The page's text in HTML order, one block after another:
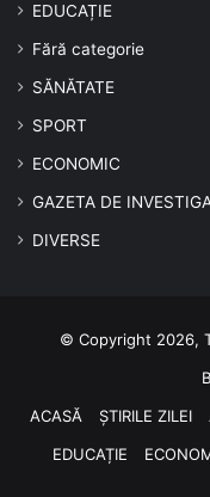
EDUCAȚIE
Fără categorie
SĂNĂTATE
SPORT
ECONOMIC
GAZETA DE
DIVERSE
© Copyright 2026,
ACASĂ
ȘTIRILE ZILEI
EDUCAȚIE